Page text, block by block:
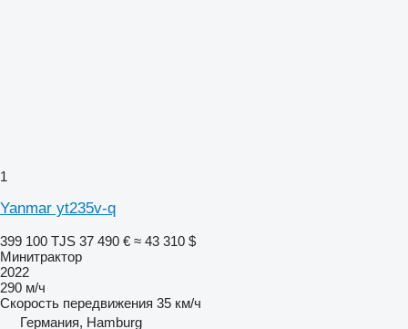
1
Yanmar yt235v-q
399 100 TJS 37 490 € ≈ 43 310 $
Минитрактор
2022
290 м/ч
Скорость передвижения 35 км/ч
Германия, Hamburg